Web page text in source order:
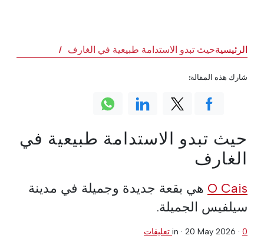
الرئيسيةحيث تبدو الاستدامة طبيعية في الغارف
حيث تبدو الاستدامة طبيعية في
الغارف
O Cais هي بقعة جديدة وجميلة في مدينة
سيلفيس الجميلة.
in · 20 May 2026 · 0 تعليقات
شارك هذه المقالة: